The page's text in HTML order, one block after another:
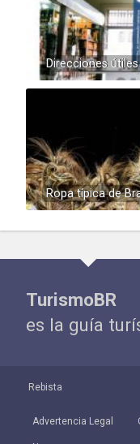
Direcciones
Ropa típica de
TurismoBR
es la guía
Rebista
Advertencia Legal